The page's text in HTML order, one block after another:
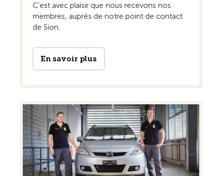
C'est avec plaisir que nous recevons nos
membres, auprès de notre point de contact
de Sion.
En savoir plus